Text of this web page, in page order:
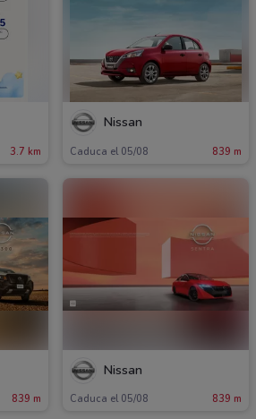
3.7 km
Nissan
Caduca el 05/08 839 m
839 m
Nissan
Caduca el 05/08 839 m